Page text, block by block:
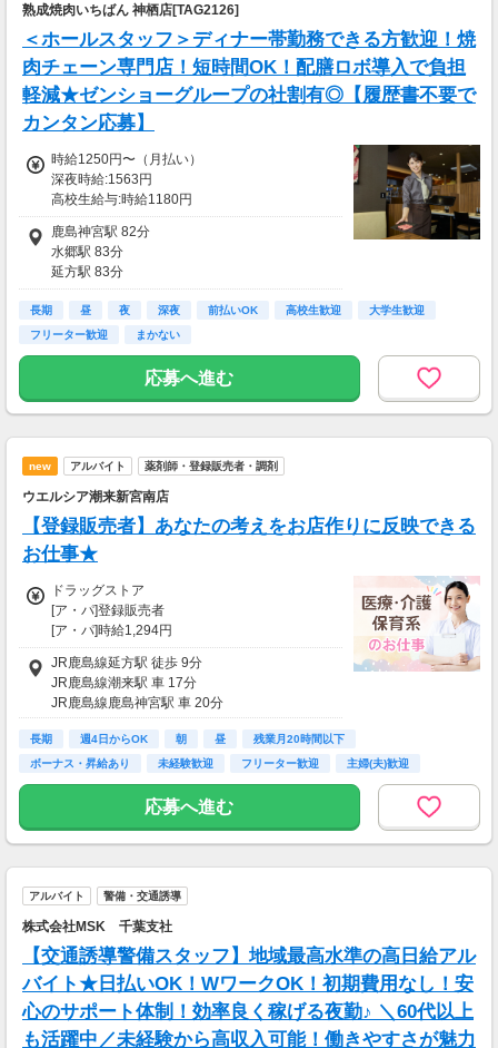
熟成焼肉いちばん 神栖店[TAG2126]
＜ホールスタッフ＞ディナー帯勤務できる方歓迎！焼
肉チェーン専門店！短時間OK！配膳ロボ導入で負担
軽減★ゼンショーグループの社割有◎【履歴書不要で
カンタン応募】
時給1250円〜（月払い）
深夜時給:1563円
高校生給与:時給1180円
■一般：時給1250円〜
■22時以降：時給1563円〜
■高校生(18歳未満)：時給1180円〜
早朝(5〜8時)手当：時給100円UP、土日祝：時
※頑張り次第で時給UPします！
※交通費規定支給
交通費一部支給
鹿島神宮駅 82分
水郷駅 83分
延方駅 83分
小見川駅 93分
十二橋駅 102分
長期 昼 夜 深夜 前払いOK 高校生歓迎
大学生歓迎
フリーター歓迎
まかない
応募へ進む
new アルバイト 薬剤師・登録販売者・調剤
ウエルシア潮来新宮南店
【登録販売者】あなたの考えをお店作りに反映できる
お仕事★
ドラッグストア
[ア・パ]登録販売者
[ア・パ]時給1,294円
■登録販売者
時給1294円
【研修時給】
時給1234円
昇格に応じて＋20～200円昇給あり
※高校生は対象外
一部支給
(規定内)
JR鹿島線延方駅 徒歩 9分
JR鹿島線潮来駅 車 17分
JR鹿島線鹿島神宮駅 車 20分
長期 週4日からOK 朝 昼
残業月20時間以下
ボーナス・昇給あり
未経験歓迎 フリーター歓迎 主婦(夫)歓迎
応募へ進む
アルバイト 警備・交通誘導
株式会社MSK 千葉支社
【交通誘導警備スタッフ】地域最高水準の高日給アル
バイト★日払いOK！WワークOK！初期費用なし！安
心のサポート体制！効率良く稼げる夜勤♪ ＼60代以上
も活躍中／未経験から高収入可能！働きやすさが魅力